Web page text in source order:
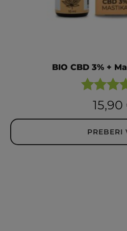
BIO CBD 3% +
5.00
od 5
15,90
PREBERI